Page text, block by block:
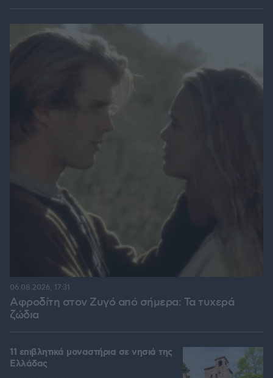
Αφροδίτη στον Ζυγό από σήμερα: Τα τυχερά
ζώδια
06.08.2026, 17:31
11 επιβλητικά μοναστήρια σε νησιά της
Ελλάδας